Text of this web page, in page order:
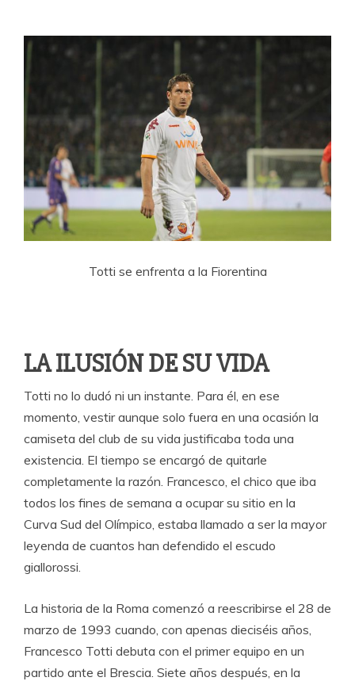
Totti se enfrenta a la Fiorentina
LA ILUSIÓN DE SU VIDA
Totti no lo dudó ni un instante. Para él, en ese
momento, vestir aunque solo fuera en una ocasión la
camiseta del club de su vida justificaba toda una
existencia. El tiempo se encargó de quitarle
completamente la razón. Francesco, el chico que iba
todos los fines de semana a ocupar su sitio en la
Curva Sud del Olímpico, estaba llamado a ser la mayor
leyenda de cuantos han defendido el escudo
giallorossi.
La historia de la Roma comenzó a reescribirse el 28 de
marzo de 1993 cuando, con apenas dieciséis años,
Francesco Totti debuta con el primer equipo en un
partido ante el Brescia. Siete años después, en la